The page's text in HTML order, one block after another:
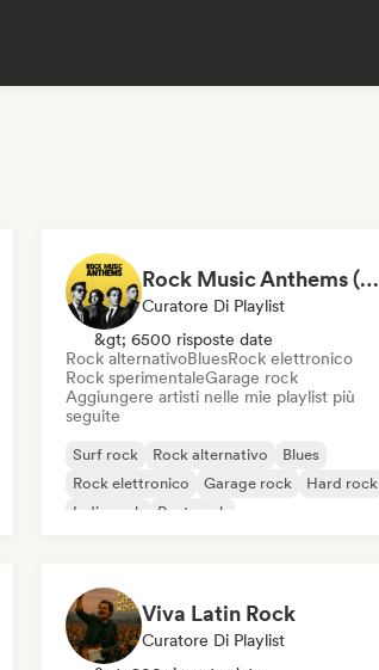
Rock Music Anthems (MonkeyPlaylists)
Curatore Di Playlist
&gt; 6500 risposte date
Rock alternativoBluesRock elettronico
Rock sperimentaleGarage rock
Aggiungere artisti nelle mie playlist più
seguite
Surf rock Rock alternativo
Blues
Rock elettronico
Garage rock
Hard rock
Indie rock
Post punk
Viva Latin Rock
Curatore Di Playlist